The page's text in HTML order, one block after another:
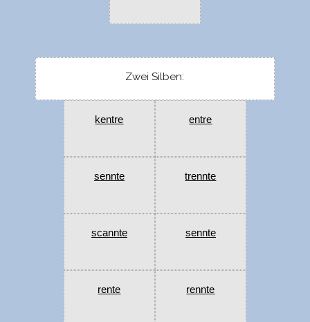
Zwei Silben:
kentre entre
sennte trennte
scannte sennte
rente rennte